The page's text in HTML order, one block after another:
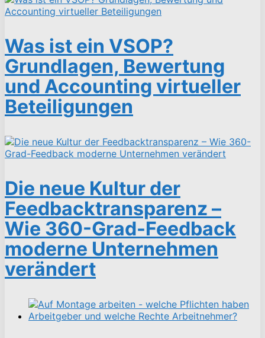
Was ist ein VSOP?
Grundlagen, Bewertung
und Accounting virtueller
Beteiligungen
Die neue Kultur der
Feedbacktransparenz –
Wie 360-Grad-Feedback
moderne Unternehmen
verändert